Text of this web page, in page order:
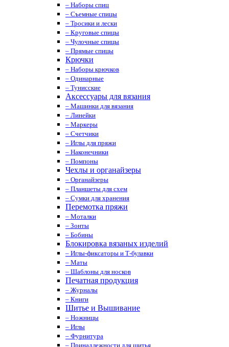
– Наборы спиц
– Съемные спицы
– Тросики и лески
– Круговые спицы
– Чулочные спицы
– Прямые спицы
Крючки
– Наборы крючков
– Одинарные
– Тунисские
Аксессуары для вязания
– Машинки для вязания
– Линейки
– Маркеры
– Счетчики
– Иглы для пряжи
– Наконечники
– Помпоны
Чехлы и органайзеры
– Органайзеры
– Планшеты для схем
– Сумки для хранения
Перемотка пряжи
– Моталки
– Зонты
– Бобины
Блокировка вязаных изделий
– Иглы-фиксаторы и Т-булавки
– Маты
– Шаблоны для носков
Печатная продукция
– Журналы
– Книги
Шитье и Вышивание
– Ножницы
– Иглы
– Фурнитура
– Принадлежности для шитья